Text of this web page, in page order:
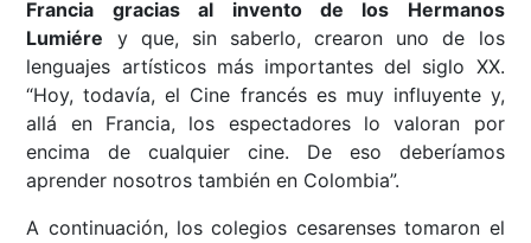
Francia gracias al invento de los Hermanos
Lumiére y que, sin saberlo, crearon uno de los
lenguajes artísticos más importantes del siglo XX.
“Hoy, todavía, el Cine francés es muy influyente y,
allá en Francia, los espectadores lo valoran por
encima de cualquier cine. De eso deberíamos
aprender nosotros también en Colombia”.
A continuación, los colegios cesarenses tomaron el